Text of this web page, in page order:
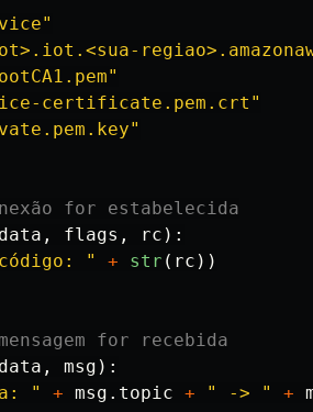
"
"
certificate.pem.crt "
"
, flags , rc ):
" + str ( rc ))
, msg ):
" + msg . topic + " -> " +